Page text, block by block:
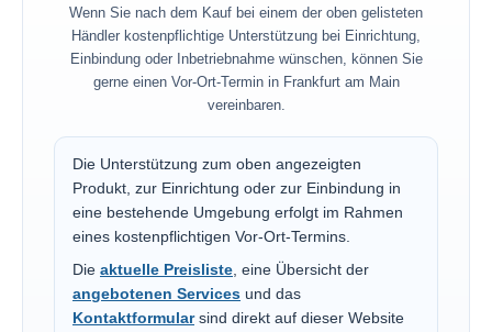
Wenn Sie nach dem Kauf bei einem der oben gelisteten
Händler kostenpflichtige Unterstützung bei Einrichtung,
Einbindung oder Inbetriebnahme wünschen, können Sie
gerne einen Vor-Ort-Termin in Frankfurt am Main
vereinbaren.
Die Unterstützung zum oben angezeigten
Produkt, zur Einrichtung oder zur Einbindung in
eine bestehende Umgebung erfolgt im Rahmen
eines kostenpflichtigen Vor-Ort-Termins.
Die aktuelle Preisliste , eine Übersicht der
angebotenen Services und das
Kontaktformularsind direkt auf dieser Website